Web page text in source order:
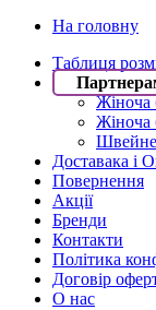
На головну
Таблиця
Жіноча
Жіноча
Швейне
Доставака і
Повернення
Акції
Бренди
Контакти
Політика
Договір
О нас